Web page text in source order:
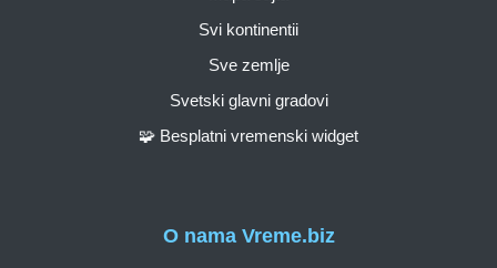
O nama Vreme.biz
Svi kontinentii
Sve zemlje
Svetski glavni gradovi
🧩 Besplatni vremenski widget